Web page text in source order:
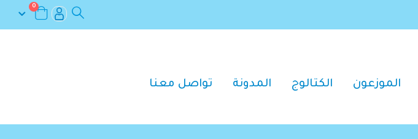
0
الموزعون الكتالوج المدونة تواصل معنا